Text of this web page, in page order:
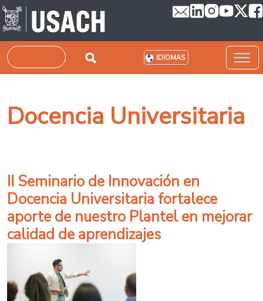
Pasar al contenido principal
Buscar IDIOMAS
Docencia Universitaria
II Seminario de Innovación en
Docencia Universitaria fortalece
aporte de nuestro Plantel en mejorar
calidad de aprendizajes